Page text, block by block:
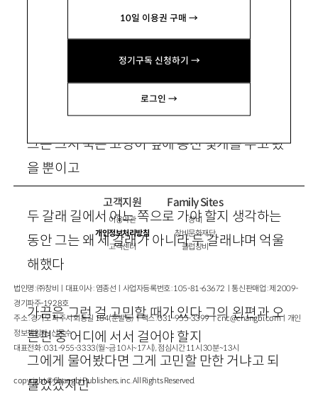
10일 이용권 구매 →
정기구독 신청하기 →
로그인 →
우연오차
그때 덤프트럭에 치인 게 내가 아니라 왜 고양이
그는 그저 죽은 고양이 옆에 동전 몇개를 두고 왔
을 뿐이고
두 갈래 길에서 어느 쪽으로 가야 할지 생각하는
동안 그는 왜 세 갈래가 아니라 두 갈래냐며 억울
해했다
가끔은 그런 걸 고민할 때가 있다 그의 왼편과 오
른편 중 어디에 서서 걸어야 할지
그에게 물어봤다면 그게 고민할 만한 거냐고 되
물었겠지만
고객지원
이용약관
개인정보처리방침
고객센터
Family Sites
창비
창비문화재단
클럽창비
법인명 : ㈜창비ㅣ대표이사 : 염종선ㅣ사업자등록번호 : 105-81-63672ㅣ통신판매업 : 제 2009-
경기파주-1928호
주소 : 경기도 파주시 회동길 184(문발동)ㅣ팩스 : 031-955-3399 ㅣcnc@changbi.comㅣ개인
정보책임자 : 신문수
대표전화 : 031-955-3333(월~금 10시~17시), 점심시간 11시 30분~13시
copyright © Changbi Publishers, inc. All Rights Reserved.